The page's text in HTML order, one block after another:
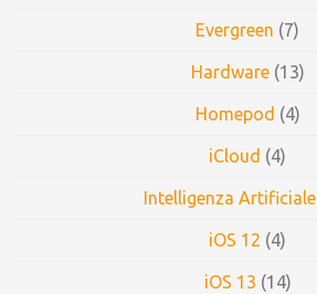
Evergreen (7)
Hardware(13)
Homepod (4)
iCloud (4)
Intelligenza Artificiale
iOS 12 (4)
iOS 13 (14)